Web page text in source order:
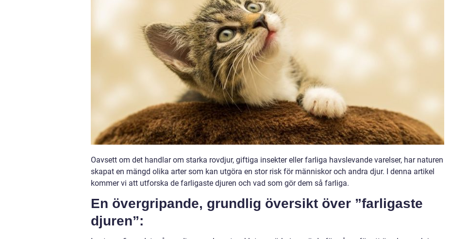
Oavsett om det handlar om starka rovdjur, giftiga insekter eller farliga havslevande varelser, har naturen
skapat en mängd olika arter som kan utgöra en stor risk för människor och andra djur. I denna artikel
kommer vi att utforska de farligaste djuren och vad som gör dem så farliga.
En övergripande, grundlig översikt över ”farligaste
djuren”: